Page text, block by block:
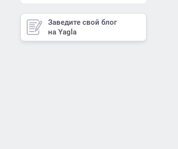
Заведите свой блог
на Yagla